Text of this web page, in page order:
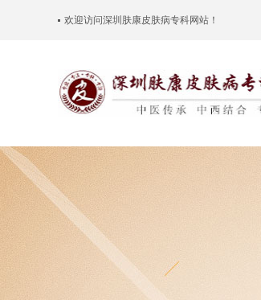
欢迎访问深圳肤康皮肤病专科网站！